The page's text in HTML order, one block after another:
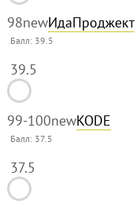
98newИдаПроджект
Балл: 39.5
39.5
99-100newKODE
Балл: 37.5
37.5